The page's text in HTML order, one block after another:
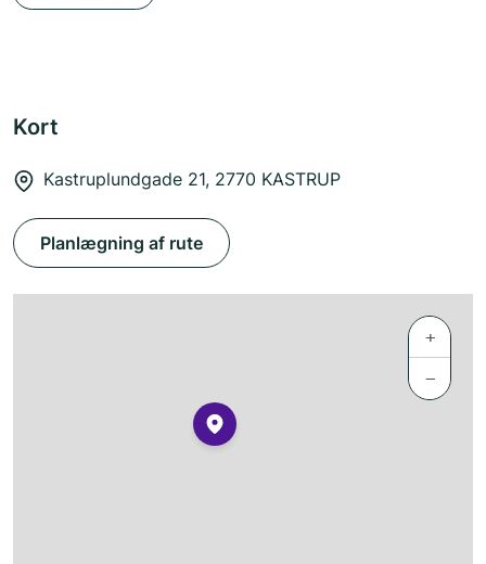
Kort
Kastruplundgade 21, 2770 KASTRUP
Planlægning af rute
+
−